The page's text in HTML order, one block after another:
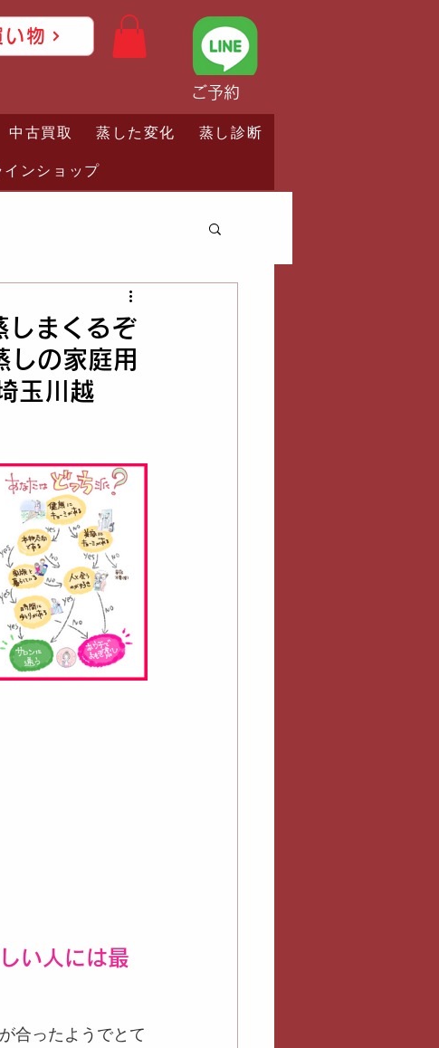
い物
ご予約
中古買取 蒸した変化
蒸し診断
インショップ
しまくるぞ
の家庭用
玉川越
い人には最
合ったようでとて